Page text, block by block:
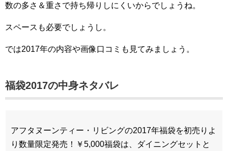
数の多さ＆重さで持ち帰りしにくいからでしょうね。
スペースも必要でしょうし。
では2017年の内容や画像口コミも見てみましょう。
福袋2017の中身ネタバレ
アフタヌーンティー・リビングの2017年福袋を初売りよ
り数量限定発売！￥5,000福袋は、ダイニングセットと